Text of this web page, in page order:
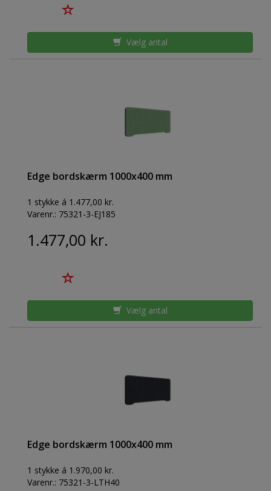
Vælg antal
Edge bordskærm 1000x400 mm
1 stykke á 1.477,00 kr.
Varenr.: 75321-3-EJ185
1.477,00 kr.
Vælg antal
Edge bordskærm 1000x400 mm
1 stykke á 1.970,00 kr.
Varenr.: 75321-3-LTH40